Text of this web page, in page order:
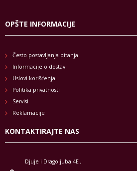
OPŠTE INFORMACIJE
Često postavljanja pitanja
Informacije o dostavi
Uslovi korišćenja
Politika privatnosti
Servisi
Reklamacije
KONTAKTIRAJTE NAS
Djuje i Dragoljuba 4E ,